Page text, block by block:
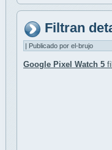
Filtran
| Publicado por el-brujo
Google Pixel Watch 5